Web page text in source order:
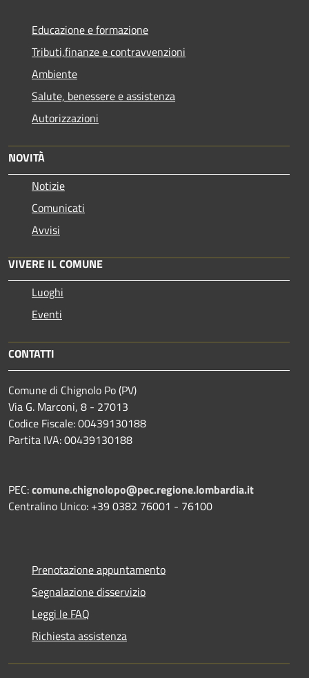
Educazione e formazione
Tributi,finanze e contravvenzioni
Ambiente
Salute, benessere e assistenza
Autorizzazioni
NOVITÀ
Notizie
Comunicati
Avvisi
VIVERE IL COMUNE
Luoghi
Eventi
CONTATTI
Comune di Chignolo Po (PV)
Via G. Marconi, 8 - 27013
Codice Fiscale: 00439130188
Partita IVA: 00439130188
PEC:comune.chignolopo@pec.regione.lombardia.it
Centralino Unico: +39 0382 76001 - 76100
Prenotazione appuntamento
Segnalazione disservizio
Leggi le FAQ
Richiesta assistenza